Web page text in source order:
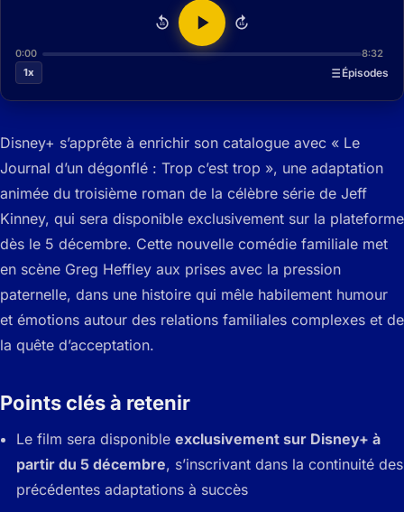
15 15
0:00
8:32
1x
Épisodes
Disney+ s’apprête à enrichir son catalogue avec « Le
Journal d’un dégonflé : Trop c’est trop », une adaptation
animée du troisième roman de la célèbre série de Jeff
Kinney, qui sera disponible exclusivement sur la plateforme
dès le 5 décembre. Cette nouvelle comédie familiale met
en scène Greg Heffley aux prises avec la pression
paternelle, dans une histoire qui mêle habilement humour
et émotions autour des relations familiales complexes et de
la quête d’acceptation.
Points clés à retenir
Le film sera disponible exclusivement sur Disney+ à
partir du 5 décembre, s’inscrivant dans la continuité des
précédentes adaptations à succès